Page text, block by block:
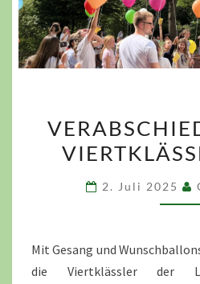
2. Juli 2025
Mit Gesang und
die Viertklässler der